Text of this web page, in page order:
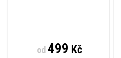
od499 Kč